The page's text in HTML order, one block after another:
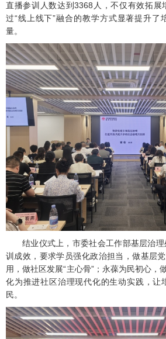
直播参训人数达到3368人，不仅有效拓展
过“线上线下”融合的教学方式显著提升了
量。
结业仪式上，市委社会工作部基层治
训成效，要求学员强化政治担当，做基层
用，做社区发展“主心骨”；永葆为民初心，
化为推进社区治理现代化的生动实践，让
民。